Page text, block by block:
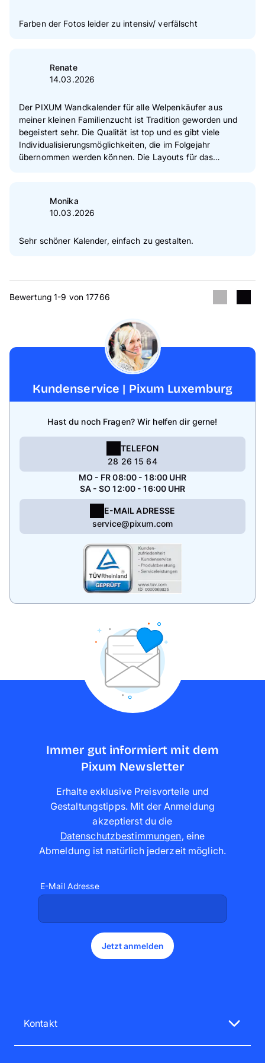
Farben der Fotos leider zu intensiv/ verfälscht
Renate
14.03.2026
Der PIXUM Wandkalender für alle Welpenkäufer aus
meiner kleinen Familienzucht ist Tradition geworden und
begeistert sehr. Die Qualität ist top und es gibt viele
Individualisierungsmöglichkeiten, die im Folgejahr
übernommen werden können. Die Layouts für das
Könnte die Transparenz des Kalender-Textfeldes zum Bild
hin fließend ansteigen? Vielen Dank! Nosy Nostril Parson
Monika
10.03.2026
Sehr schöner Kalender, einfach zu gestalten.
Bewertung 1-9 von 17766
Kundenservice | Pixum Luxemburg
Hast du noch Fragen? Wir helfen dir gerne!
TELEFON
28 26 15 64
MO - FR 08:00 - 18:00 UHR
SA - SO 12:00 - 16:00 UHR
E-MAIL ADRESSE
service@pixum.com
Immer gut informiert mit dem
Pixum Newsletter
Erhalte exklusive Preisvorteile und
Gestaltungstipps. Mit der Anmeldung
akzeptierst du die
Datenschutzbestimmungen, eine
Abmeldung ist natürlich jederzeit möglich.
E-Mail Adresse
Jetzt anmelden
Kontakt
Unsere Service-Mitarbeiter sind gerne für dich da